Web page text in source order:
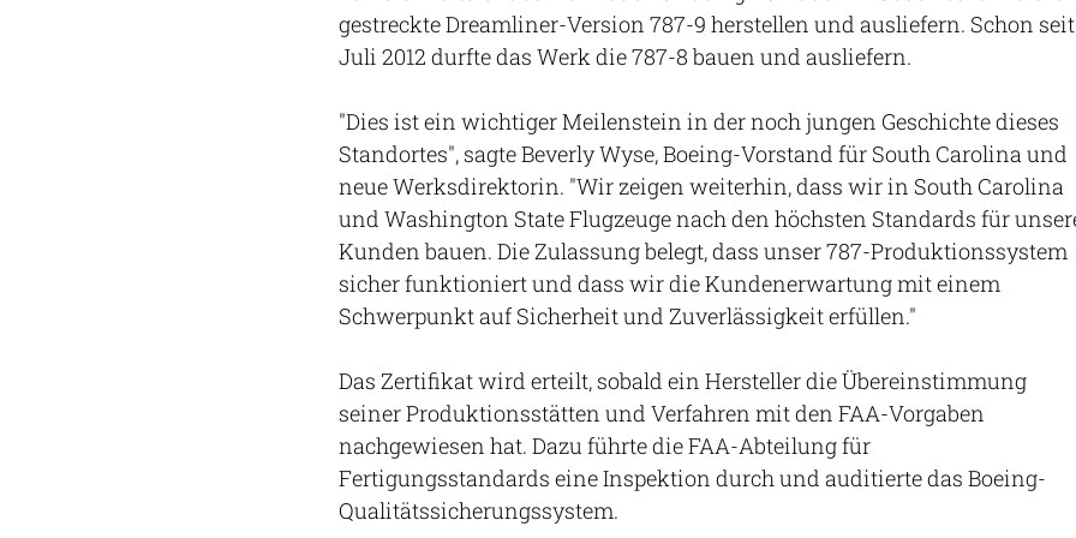
gestreckte Dreamliner-Version 787-9 herstellen und ausliefern. Schon seit
Juli 2012 durfte das Werk die 787-8 bauen und ausliefern.
"Dies ist ein wichtiger Meilenstein in der noch jungen Geschichte dieses
Standortes", sagte Beverly Wyse, Boeing-Vorstand für South Carolina und
neue Werksdirektorin. "Wir zeigen weiterhin, dass wir in South Carolina
und Washington State Flugzeuge nach den höchsten Standards für
Kunden bauen. Die Zulassung belegt, dass unser 787-Produktionssystem
sicher funktioniert und dass wir die Kundenerwartung mit einem
Schwerpunkt auf Sicherheit und Zuverlässigkeit erfüllen."
Das Zertifikat wird erteilt, sobald ein Hersteller die Übereinstimmung
seiner Produktionsstätten und Verfahren mit den FAA-Vorgaben
nachgewiesen hat. Dazu führte die FAA-Abteilung für
Fertigungsstandards eine Inspektion durch und auditierte das Boeing-
Qualitätssicherungssystem.